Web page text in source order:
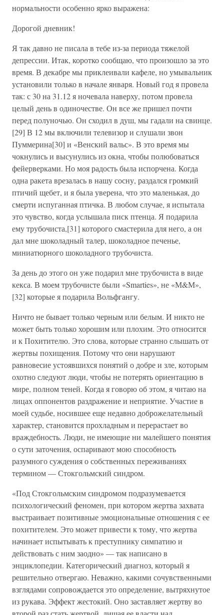
нормальности особенно ярко выражена:
Дорогой дневник!
Я так давно не писала в тебе из-за периода тяжелой
депрессии. Итак, коротко сообщаю, что произошло за это
время. В декабре мы приклеивали кафеле, но умывальник
установили только в начале января. Новый год я провела
так: с 30 на 31.12 я ночевала наверху, потом провела
целый день в одиночестве. Он все же пришел почти
перед полуночью. Он сходил в душ, мы гадали на свинце.
[29] В 12 мы включили телевизор и слушали звон
Пуммерина[30] и «Венский вальс». В это время мы
чокнулись и высунулись из окна, чтобы полюбоваться
фейерверками. Но моя радость была испорчена. Когда
одна ракета врезалась в нашу сосну, раздался громкий
птичий щебет, и я была уверена, что это маленькая, до
смерти испуганная птичка. В любом случае, я испытала
это чувство, когда услышала писк птенца. Я подарила
ему трубочиста,[31] которого смастерила для него, а он
дал мне шоколадный талер, шоколадное печенье,
миниатюрного шоколадного трубочиста.
За день до этого он уже подарил мне трубочиста в виде
кекса. В моем трубочисте были «Smarties», не «М&М»,
[32] которые я подарила Вольфгангу.
Ничто не бывает только черным или белым. И никто не
может быть только хорошим или плохим. Это относится
и к Похитителю. Это слова, которые странно слышать от
жертвы похищения. Потому что они нарушают
равновесие устоявшихся понятий о добре и зле, которым
охотно следуют люди, чтобы не потерять ориентацию в
мире, полном теней. Когда я говорю об этом, я читаю на
лицах оппонентов раздражение и неприятие. Участие в
моей судьбе, носившее еще недавно доброжелательный
характер, становится прохладным и перерастает во
враждебность. Люди, не имеющие ни малейшего понятия
о сути заточения, оспаривают мою способность
разумного суждения о собственных переживаниях
термином — Стокгольмский синдром.
«Под Стокгольмским синдромом подразумевается
психологический феномен, при котором жертва захвата
выстраивает позитивные эмоциональные отношения с ее
похитителем. Это может привести к тому, что жертва
начинает испытывать к преступнику симпатию и
действовать с ним заодно» — так написано в
энциклопедии. Категорический диагноз, который я
решительно отвергаю. Неважно, какими сочувственными
взглядами сопровождается это определение, вытряхнутое
из рукава. Эффект жестокий. Оно заставляет жертву во